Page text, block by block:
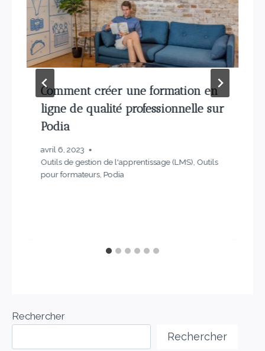
Comment créer une formation en
ligne de qualité professionnelle sur
Podia
avril 6, 2023
Outils de gestion de l'apprentissage (LMS) Outils
pour formateurs, Podia
Rechercher
Rechercher